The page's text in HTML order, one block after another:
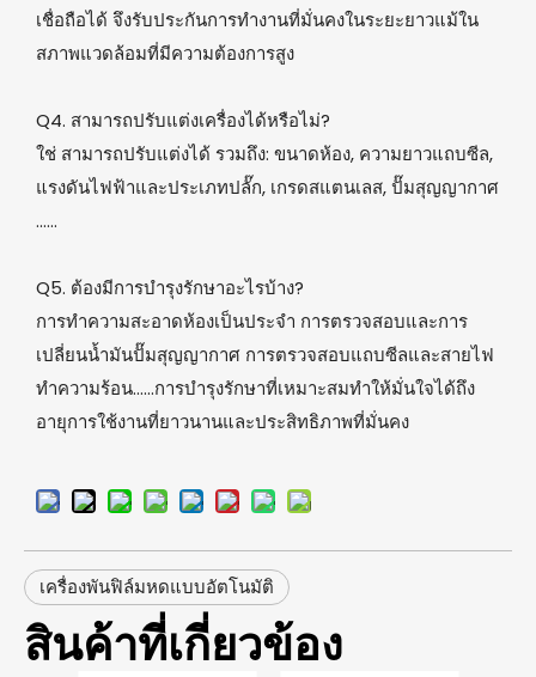
เชื่อถือได้ จึงรับประกันการทำงานที่มั่นคงในระยะยาวแม้ใน
สภาพแวดล้อมที่มีความต้องการสูง
Q4. สามารถปรับแต่งเครื่องได้หรือไม่?
ใช่ สามารถปรับแต่งได้ รวมถึง: ขนาดห้อง, ความยาวแถบซีล,
แรงดันไฟฟ้าและประเภทปลั๊ก, เกรดสแตนเลส, ปั๊มสุญญากาศ
......
Q5. ต้องมีการบำรุงรักษาอะไรบ้าง?
การทำความสะอาดห้องเป็นประจำ การตรวจสอบและการ
เปลี่ยนน้ำมันปั๊มสุญญากาศ การตรวจสอบแถบซีลและสายไฟ
ทำความร้อน......การบำรุงรักษาที่เหมาะสมทำให้มั่นใจได้ถึง
อายุการใช้งานที่ยาวนานและประสิทธิภาพที่มั่นคง
เครื่องพันฟิล์มหดแบบอัตโนมัติ
สินค้าที่เกี่ยวข้อง